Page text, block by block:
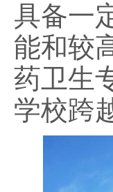
具备一
能和较
药卫生
学校跨